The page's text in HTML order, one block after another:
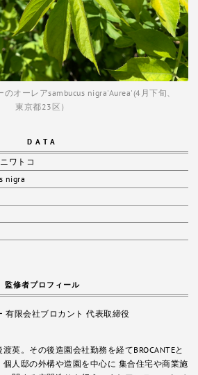
オーレアsambucus nigra'Aurea'(4月下旬、
東京都23区）
DATA
ワトコ
nigra
監修者プロフィール
有限会社ブロカント 代表取締役
英。その後造園会社勤務を経てBROCANTEと
個人邸の外構や造園を中心に 集合住宅や商業施